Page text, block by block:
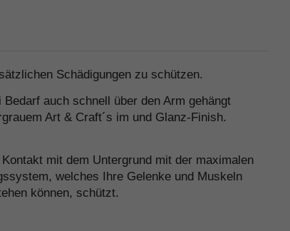
Schädigungen zu schützen.
auch schnell über den Arm gehängt
Art & Craft´s im und Glanz-Finish.
mit dem Untergrund mit der maximalen
welches Ihre Gelenke und Muskeln
können, schützt.